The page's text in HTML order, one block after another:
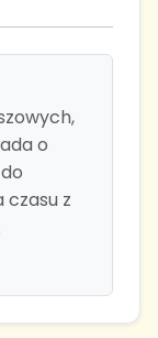
o
czasu z